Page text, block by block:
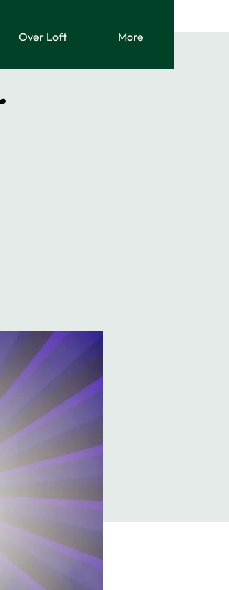
Over Loft More